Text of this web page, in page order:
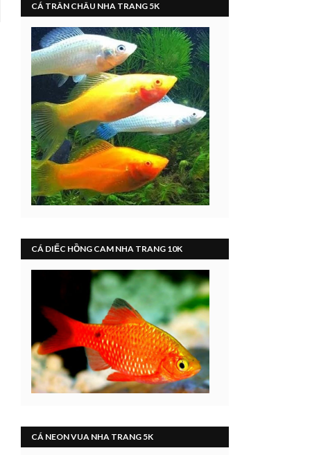
CÁ TRÂN CHÂU NHA TRANG 5K
CÁ DIẾC HỒNG CAM NHA TRANG 10K
CÁ NEON VUA NHA TRANG 5K